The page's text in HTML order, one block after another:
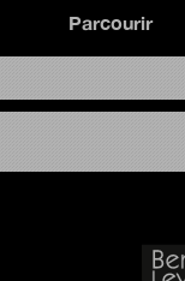
Parcourir